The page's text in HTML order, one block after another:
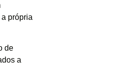
própria
de
a